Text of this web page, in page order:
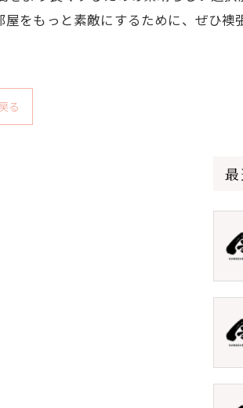
をもっと素敵にするために、ぜひ襖
る